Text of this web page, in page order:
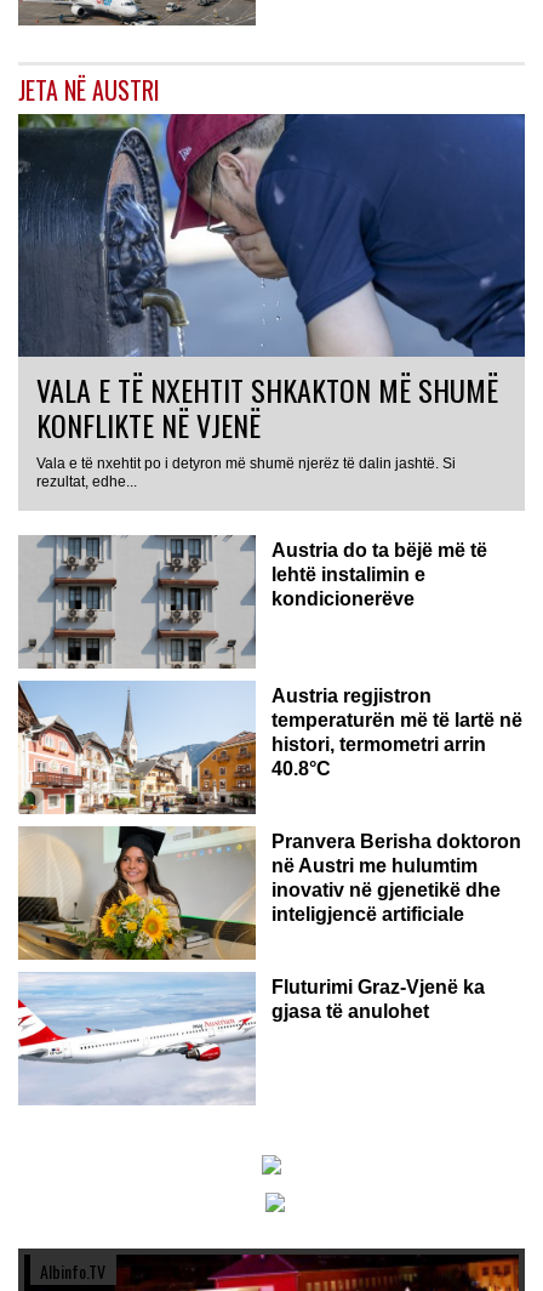
JETA NË AUSTRI
VALA E TË NXEHTIT SHKAKTON MË SHUMË
KONFLIKTE NË VJENË
Vala e të nxehtit po i detyron më shumë njerëz të dalin jashtë. Si
rezultat, edhe...
Austria do ta bëjë më të
lehtë instalimin e
kondicionerëve
Austria regjistron
temperaturën më të lartë në
histori, termometri arrin
40.8°C
AUSTRI
Pranvera Berisha doktoron
në Austri me hulumtim
inovativ në gjenetikë dhe
inteligjencë artificiale
Fluturimi Graz-Vjenë ka
gjasa të anulohet
Albinfo.TV